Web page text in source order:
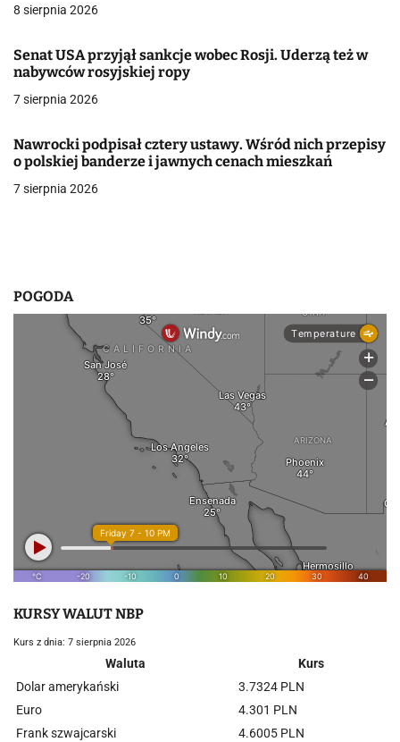
a
w
p
s
u
8 sierpnia 2026
Senat USA przyjął sankcje wobec Rosji. Uderzą też w
nabywców rosyjskiej ropy
7 sierpnia 2026
Nawrocki podpisał cztery ustawy. Wśród nich przepisy
o polskiej banderze i jawnych cenach mieszkań
7 sierpnia 2026
POGODA
KURSY WALUT NBP
Kurs z dnia: 7 sierpnia 2026
Waluta
Kurs
Dolar amerykański
3.7324 PLN
Euro
4.301 PLN
Frank szwajcarski
4.6005 PLN